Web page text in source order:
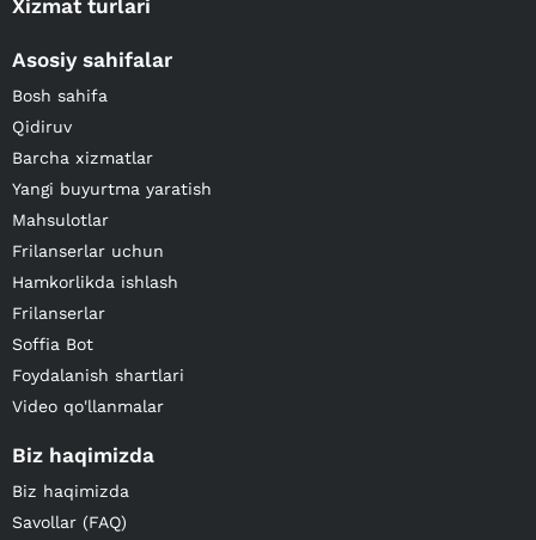
Xizmat turlari
Asosiy sahifalar
Bosh sahifa
Qidiruv
Barcha xizmatlar
Yangi buyurtma yaratish
Mahsulotlar
Frilanserlar uchun
Hamkorlikda ishlash
Frilanserlar
Soffia Bot
Foydalanish shartlari
Video qo'llanmalar
Biz haqimizda
Biz haqimizda
Savollar (FAQ)